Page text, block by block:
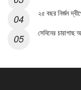
২৫ বছর নির্জন
সেদিনের